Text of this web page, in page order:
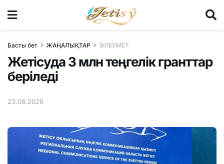
Басты бет ЖАҢАЛЫҚТАР ӘЛЕУМЕТ
Жетісуда 3 млн теңгелік гранттар
беріледі
23.06.2026